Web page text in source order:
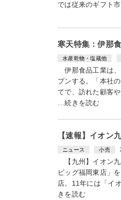
では従来のギフト
寒天特集：伊那
水産乾物・塩蔵他
伊那食品工業は、
プンする。「本社
てで、訪れた顧客
…続きを読む
【速報】イオン
ニュース 小売
【九州】イオン九
ビッグ福岡東店」
店。11年には「イ
きを読む